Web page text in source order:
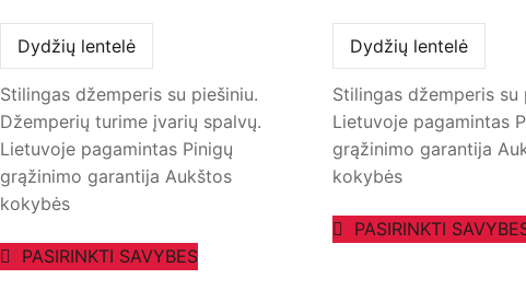
Dydžių lentelė
Stilingas džemperis su piešiniu.
Džemperių turime įvarių spalvų.
Lietuvoje pagamintas Pinigų
grąžinimo garantija Aukštos
kokybės
PASIRINKTI SAVYBES
Dydžių lentelė
Stilingas džemperis su
Lietuvoje pagamintas
grąžinimo garantija
kokybės
PASIRINKTI